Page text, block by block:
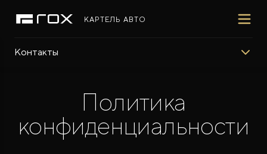
КАРТЕЛЬ АВТО
Контакты
ФИНАНСЫ И УСЛУГИ
ПОДДЕРЖКА
СОТРУДНИЧЕСТВО
Политика
конфиденциальности